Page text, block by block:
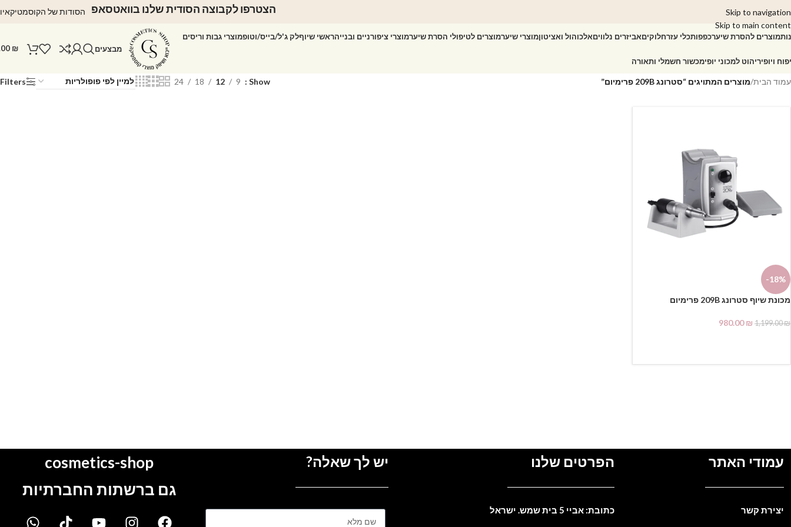
Skip to navigation
Skip to main content
הצטרפו לקבוצה הסודית שלנו בוואטסאפ הסודות של
מוצרים להסרת שיערכפפותכלי עזרחלוקיםאביזרים נלוויםאלכוהול ואציטוןמוצרי שיערמוצרים לטיפולי הסרת שיערמוצרי ציפורניים ובנייהראשי שיוףלק ג'ל/בייס/וטופמוצרי גבות וריסים
ויופיריהוט למכוני יופימכשור חשמלי ותאורה
מבצעים ₪
עמוד הבית/מוצרים המתויגים “סטרונג 209B פרימיום” Show
9
12
18
24
Filters
-18%
מכונת שיוף סטרונג 209B פרימיום
1,199.00₪
980.00₪
עמודי האתר
יצירת קשר
הפרטים שלנו
כתובת: אביי 5 בית שמש. ישראל
יש לך שאלה?
cosmetics-shop
גם ברשתות החברתיות